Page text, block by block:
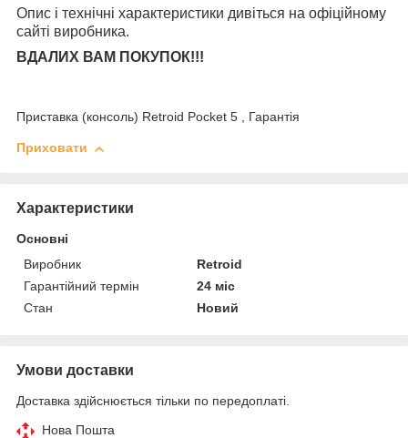
Опис і технічні характеристики дивіться на офіційному
сайті виробника.
ВДАЛИХ ВАМ ПОКУПОК!!!
Приставка (консоль) Retroid Pocket 5 , Гарантія
Приховати
Характеристики
Основні
Виробник
Retroid
Гарантійний термін
24 міс
Стан
Новий
Умови доставки
Доставка здійснюється тільки по передоплаті.
Нова Пошта